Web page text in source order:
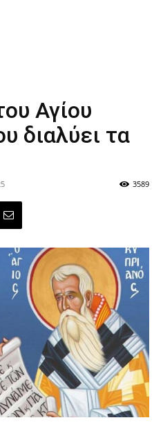
Αγίου
διαλύει τα
3589